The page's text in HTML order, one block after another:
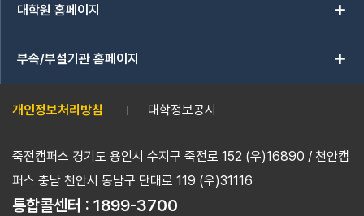
대학원 홈페이지 add
부속/부설기관 홈페이지 add
개인정보처리방침 대학정보공시
죽전캠퍼스 경기도 용인시 수지구 죽전로 152 (우)16890 / 천안캠
퍼스 충남 천안시 동남구 단대로 119 (우)31116
통합콜센터 : 1899-3700